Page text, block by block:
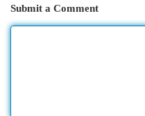
Submit a Comment